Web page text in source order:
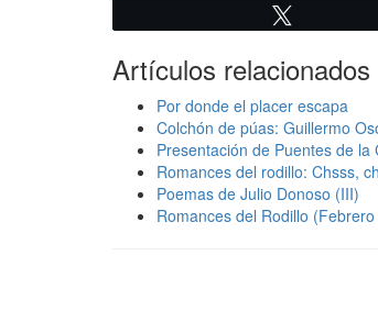
Artículos relacionados
Por donde el placer escapa
Colchón de púas: Guillermo
Presentación de Puentes de
Romances del rodillo: Chsss,
Poemas de Julio Donoso (III)
Romances del Rodillo